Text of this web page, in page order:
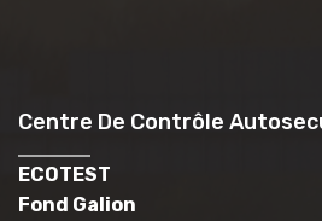
Centre De Contrôle
ECOTEST
Fond Galion